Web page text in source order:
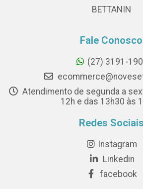
BETTANIN
Fale Conosco
(27) 3191-
Atendimento de segunda a
12h e das 13h30 às
Redes Sociais
Instagram
Linkedin
facebook